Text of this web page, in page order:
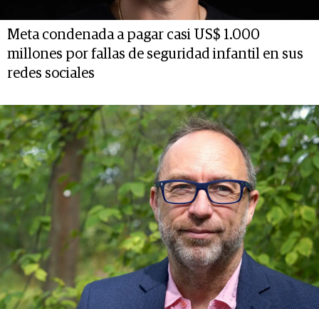
Meta condenada a pagar casi US$ 1.000
millones por fallas de seguridad infantil en sus
redes sociales